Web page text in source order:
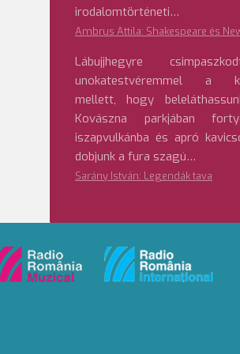
irodalomtörténeti…
Ambrus Attila: Shakespeare és
Lábujjhegyre
unokatestvéremmel a
mellett, hogy
Kovászna parkjában
iszapvulkánba és apró
dobjunk a fura szagú…
Sarány István: Legendák tava